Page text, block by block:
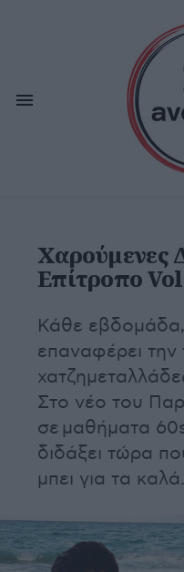
Χαρούμενες
Επίτροπο
Κάθε
επαναφέρει την
Στο νέο του
σε μαθήματα
διδάξει τώρα
μπει για τα καλά.